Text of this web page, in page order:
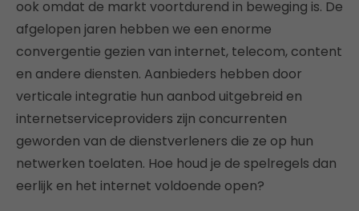
ook omdat de markt voortdurend in beweging is. De
afgelopen jaren hebben we een enorme
convergentie gezien van internet, telecom, content
en andere diensten. Aanbieders hebben door
verticale integratie hun aanbod uitgebreid en
internetserviceproviders zijn concurrenten
geworden van de dienstverleners die ze op hun
netwerken toelaten. Hoe houd je de spelregels dan
eerlijk en het internet voldoende open?